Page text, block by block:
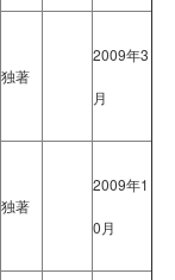
独著
2009年3
月
独著
2009年1
0月